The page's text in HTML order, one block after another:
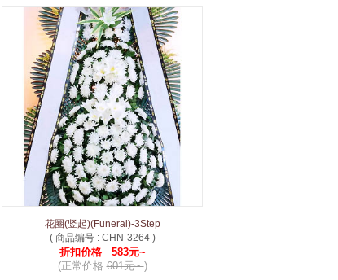
花圈(竖起)(Funeral)-3Step
( 商品编号 : CHN-3264 )
折扣价格 583元~
(正常价格601元~)